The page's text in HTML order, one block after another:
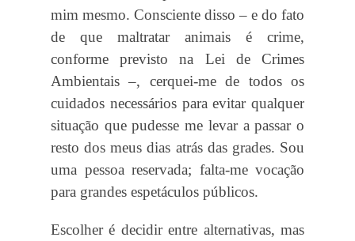
mim mesmo. Consciente disso – e do fato
de que maltratar animais é crime,
conforme previsto na Lei de Crimes
Ambientais –, cerquei-me de todos os
cuidados necessários para evitar qualquer
situação que pudesse me levar a passar o
resto dos meus dias atrás das grades. Sou
uma pessoa reservada; falta-me vocação
para grandes espetáculos públicos.
Escolher é decidir entre alternativas, mas